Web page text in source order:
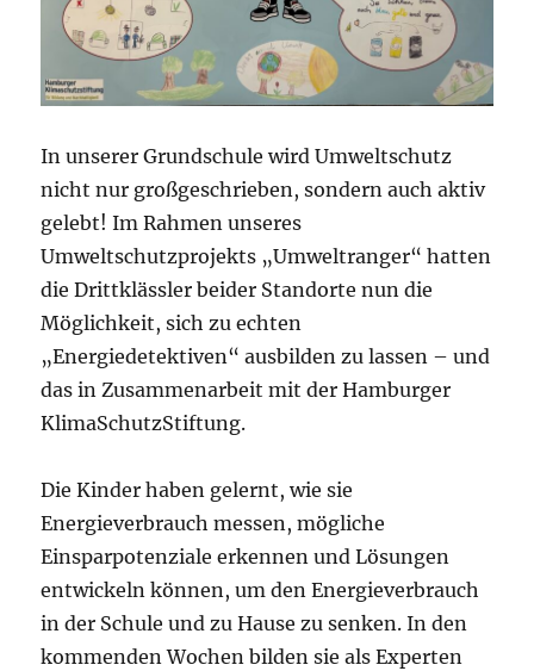
In unserer Grundschule wird Umweltschutz
nicht nur großgeschrieben, sondern auch aktiv
gelebt! Im Rahmen unseres
Umweltschutzprojekts „Umweltranger“ hatten
die Drittklässler beider Standorte nun die
Möglichkeit, sich zu echten
„Energiedetektiven“ ausbilden zu lassen – und
das in Zusammenarbeit mit der Hamburger
KlimaSchutzStiftung.
Die Kinder haben gelernt, wie sie
Energieverbrauch messen, mögliche
Einsparpotenziale erkennen und Lösungen
entwickeln können, um den Energieverbrauch
in der Schule und zu Hause zu senken. In den
kommenden Wochen bilden sie als Experten